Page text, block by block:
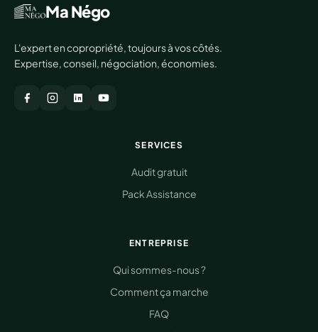
Ma Négo
L'expert en copropriété, toujours à vos côtés.
Expertise, conseil, négociation, économies.
SERVICES
Audit gratuit
Pack Assistance
ENTREPRISE
Qui sommes-nous ?
Comment ça marche
FAQ